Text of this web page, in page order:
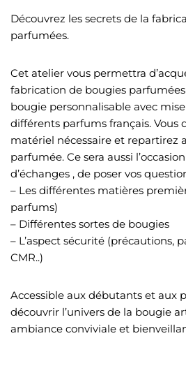
Découvrez les secrets de la
parfumées.
Cet atelier vous permettra
fabrication de bougies parfumées
bougie personnalisable avec
différents parfums français. Vous
matériel nécessaire et repartirez
parfumée. Ce sera aussi
d’échanges , de poser vos
– Les différentes matières
parfums)
– Différentes sortes de bougies
– L’aspect sécurité (précautions,
CMR..)
Accessible aux débutants et aux
découvrir l’univers de la bougie
ambiance conviviale et